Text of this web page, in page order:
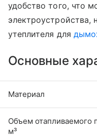
удобство того, что
электроустройства,
утеплителя для
Основные
Материал
Объем отапливаемого
м³